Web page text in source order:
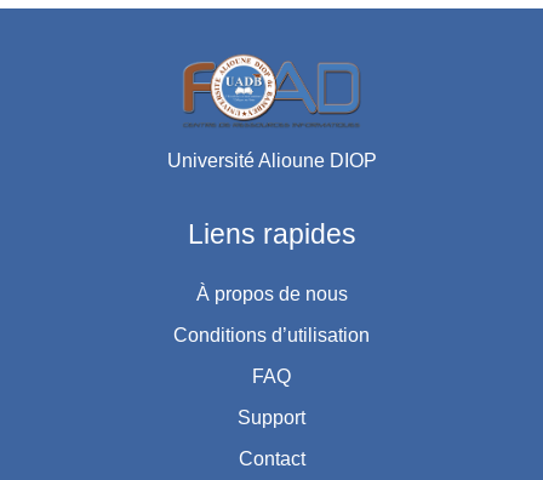
Université Alioune DIOP
Liens rapides
À propos de nous
Conditions d’utilisation
FAQ
Support
Contact